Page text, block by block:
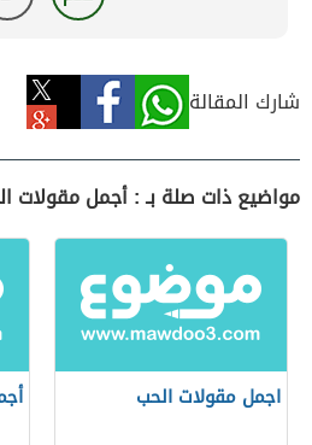
شارك المقالة
مواضيع ذات صلة بـ : أجمل مقولات
اجمل مقولات الحب